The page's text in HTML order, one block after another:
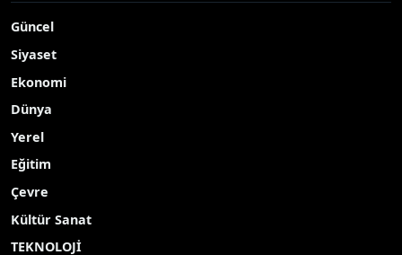
Güncel
Siyaset
Ekonomi
Dünya
Yerel
Eğitim
Çevre
Kültür Sanat
TEKNOLOJİ